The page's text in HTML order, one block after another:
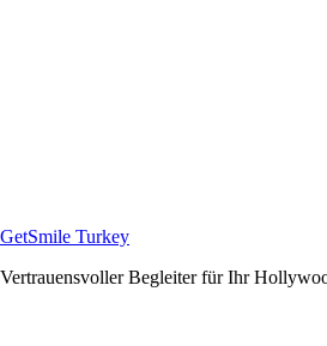
GetSmile Turkey
Vertrauensvoller Begleiter für Ihr